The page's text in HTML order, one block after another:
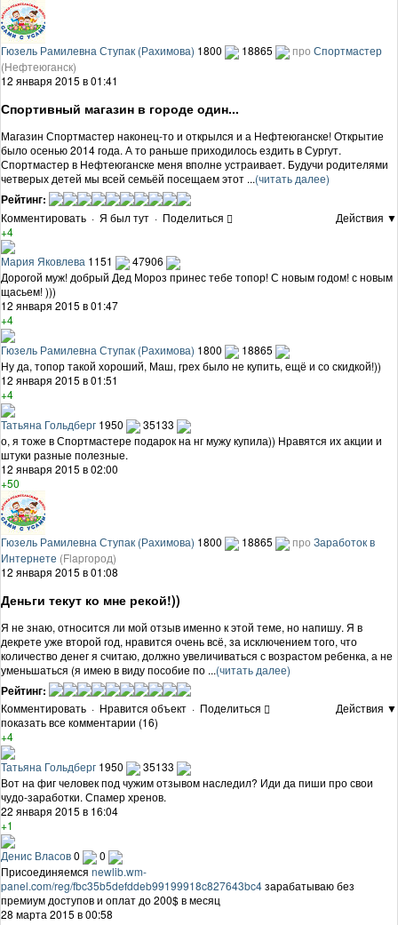
Гюзель Рамилевна Ступак (Рахимова) 1800 18865 про Спортмастер
(Нефтеюганск)
12 января 2015 в 01:41
Спортивный магазин в городе один...
Магазин Спортмастер наконец-то и открылся и а Нефтеюганске! Открытие
было осенью 2014 года. А то раньше приходилось ездить в Сургут.
Спортмастер в Нефтеюганске меня вполне устраивает. Будучи родителями
четверых детей мы всей семьёй посещаем этот ...(читать далее)
Рейтинг:
Комментировать · Я был тут · Поделиться
Действия ▼
+4
Мария Яковлева 1151
47906
Дорогой муж! добрый Дед Мороз принес тебе топор! С новым годом! с новым
щасьем! )))
12 января 2015 в 01:47
+4
Гюзель Рамилевна Ступак (Рахимова) 1800
18865
Ну да, топор такой хороший, Маш, грех было не купить, ещё и со скидкой!))
12 января 2015 в 01:51
+4
Татьяна Гольдберг 1950
35133
о, я тоже в Спортмастере подарок на нг мужу купила)) Нравятся их акции и
штуки разные полезные.
12 января 2015 в 02:00
+50
Гюзель Рамилевна Ступак (Рахимова) 1800 18865 про Заработок в
Интернете (Flapгород)
12 января 2015 в 01:08
Деньги текут ко мне рекой!))
Я не знаю, относится ли мой отзыв именно к этой теме, но напишу. Я в
декрете уже второй год, нравится очень всё, за исключением того, что
количество денег я считаю, должно увеличиваться с возрастом ребенка, а не
уменьшаться (я имею в виду пособие по ...(читать далее)
Рейтинг:
Комментировать · Нравится объект · Поделиться
Действия ▼
показать все комментарии (16)
+4
Татьяна Гольдберг 1950
35133
Вот на фиг человек под чужим отзывом наследил? Иди да пиши про свои
чудо-заработки. Спамер хренов.
22 января 2015 в 16:04
+1
Денис Власов0
0
Присоединяемся newlib.wm-
panel.com/reg/fbc35b5defddeb99199918c827643bc4зарабатываю без
премиум доступов и оплат до 200$ в месяц
28 марта 2015 в 00:58